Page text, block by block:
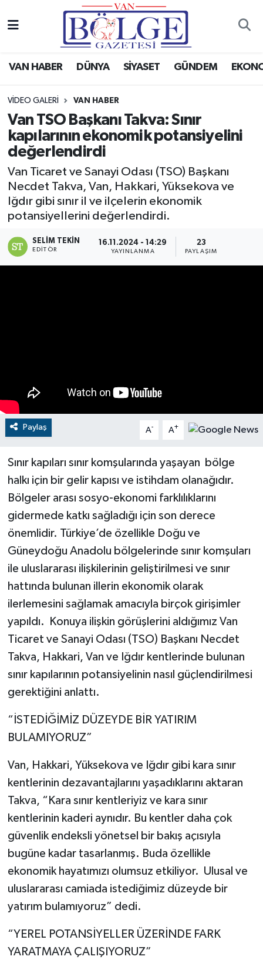
VAN HABER DÜNYA SİYASET GÜNDEM
VIDEO GALERI VAN HABER
Van TSO Başkanı Takva: Sınır
kapılarının ekonomik potansiyelini
değerlendirdi
Van Ticaret ve Sanayi Odası (TSO) Başkanı
Necdet Takva, Van, Hakkari, Yüksekova ve
Iğdır gibi sınır il ve ilçelerin ekonomik
potansiyellerini değerlendirdi.
SELIM TEKIN
EDITÖR
16.11.2024 - 14:29
YAYINLANMA
23
PAYLAŞIM
Paylaş A- A+
Sınır kapıları sınır komşularında yaşayan bölge
halkı için bir gelir kapısı ve istihdam olanağıdır.
Bölgeler arası sosyo-ekonomi farklılıklarını
gidermede katkı sağladığı için son derece
önemlidir. Türkiye’de özellikle Doğu ve
Güneydoğu Anadolu bölgelerinde sınır komşuları
ile uluslararası ilişkilerinin geliştirilmesi ve sınır
hattında bulunan illerin ekonomik olarak
ilerlemesini sağlamak amacıyla birçok girişimler
yapıldı. Konuya ilişkin görüşlerini aldığımız Van
Ticaret ve Sanayi Odası (TSO) Başkanı Necdet
Takva, Hakkari, Van ve Iğdır kentlerinde bulunan
sınır kapılarının potansiyelinin nasıl güçlendirilmesi
gerektiğini anlattı.
“İSTEDİĞİMİZ DÜZEYDE BİR YATIRIM
BULAMIYORUZ”
Van, Hakkari, Yüksekova ve Iğdır gibi kara sınır
kentlerinin dezavantajlarını yaşadıklarını aktaran
Takva, “Kara sınır kentleriyiz ve kara sınır
kentlerinin kaderi aynıdır. Bu kentler daha çok
güvenlik endeksli yönetsel bir bakış açısıyla
bugüne kadar tasarlanmış. Buda özellikle
ekonomik hayatımızı olumsuz etkiliyor. Ulusal ve
uluslararası camiada istediğimiz düzeyde bir
yatırım bulamıyoruz” dedi.
“YEREL POTANSİYELLER ÜZERİNDE FARK
YARATMAYA ÇALIŞIYORUZ”
Van Haber
Gündem
Spor
Eğitim
Sağlık
Dünya
Hava Durumu
Puan Durumu ve Fikstür
Tüm Manşetler
Haber Arşivi